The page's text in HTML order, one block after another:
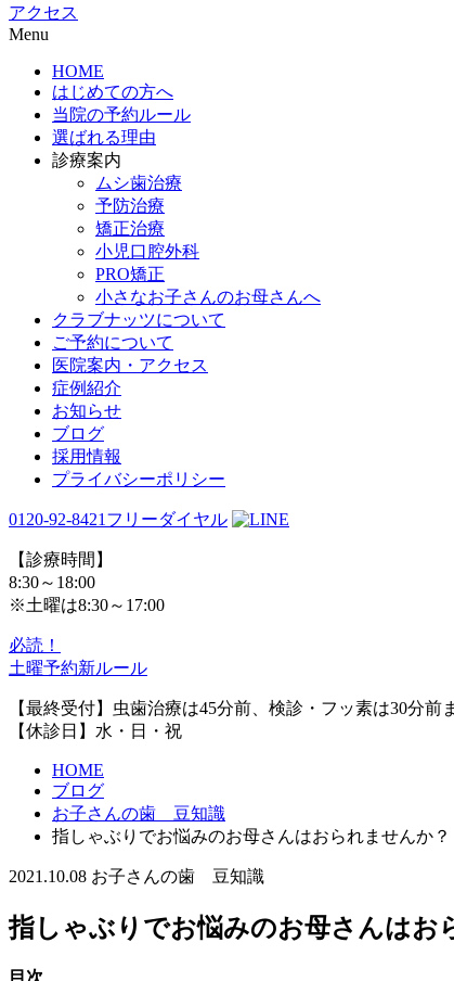
アクセス
Menu
HOME
はじめての方へ
当院の予約ルール
選ばれる理由
診療案内
ムシ歯治療
予防治療
矯正治療
小児口腔外科
PRO矯正
小さなお子さんのお母さんへ
クラブナッツについて
ご予約について
医院案内・アクセス
症例紹介
お知らせ
ブログ
採用情報
プライバシーポリシー
0120-92-8421 フリーダイヤル
【診療時間】
8:30～18:00
※土曜は8:30～17:00
必読！
土曜予約新ルール
【最終受付】虫歯治療は45分前、検診・フッ素は30分前
【休診日】水・日・祝
HOME
ブログ
お子さんの歯 豆知識
指しゃぶりでお悩みのお母さんはおられませんか？
2021.10.08 お子さんの歯 豆知識
指しゃぶりでお悩みのお母さんはお
目次